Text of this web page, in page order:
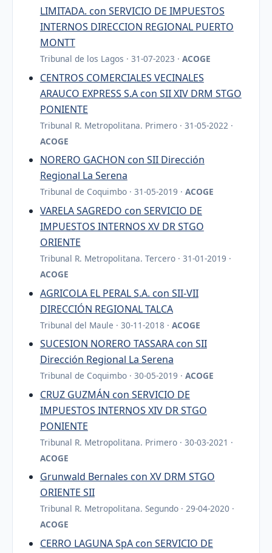
LIMITADA. con SERVICIO DE IMPUESTOS
INTERNOS DIRECCION REGIONAL PUERTO
MONTT
Tribunal de los Lagos · 31-07-2023 · ACOGE
CENTROS COMERCIALES VECINALES
ARAUCO EXPRESS S.A con SII XIV DRM STGO
PONIENTE
Tribunal R. Metropolitana. Primero · 31-05-2022 ·
ACOGE
NORERO GACHON con SII Dirección
Regional La Serena
Tribunal de Coquimbo · 31-05-2019 · ACOGE
VARELA SAGREDO con SERVICIO DE
IMPUESTOS INTERNOS XV DR STGO
ORIENTE
Tribunal R. Metropolitana. Tercero · 31-01-2019 ·
ACOGE
AGRICOLA EL PERAL S.A. con SII-VII
DIRECCIÓN REGIONAL TALCA
Tribunal del Maule · 30-11-2018 · ACOGE
SUCESION NORERO TASSARA con SII
Dirección Regional La Serena
Tribunal de Coquimbo · 30-05-2019 · ACOGE
CRUZ GUZMÁN con SERVICIO DE
IMPUESTOS INTERNOS XIV DR STGO
PONIENTE
Tribunal R. Metropolitana. Primero · 30-03-2021 ·
ACOGE
Grunwald Bernales con XV DRM STGO
ORIENTE SII
Tribunal R. Metropolitana. Segundo · 29-04-2020 ·
ACOGE
CERRO LAGUNA SpA con SERVICIO DE